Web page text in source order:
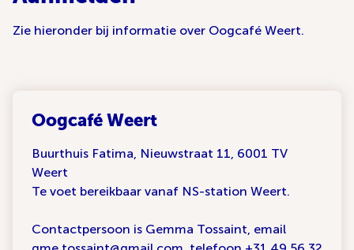
Zie hieronder bij informatie over Oogcafé Weert.
Oogcafé Weert
Buurthuis Fatima, Nieuwstraat 11, 6001 TV
Weert
Te voet bereikbaar vanaf NS-station Weert.
Contactpersoon is Gemma Tossaint, email